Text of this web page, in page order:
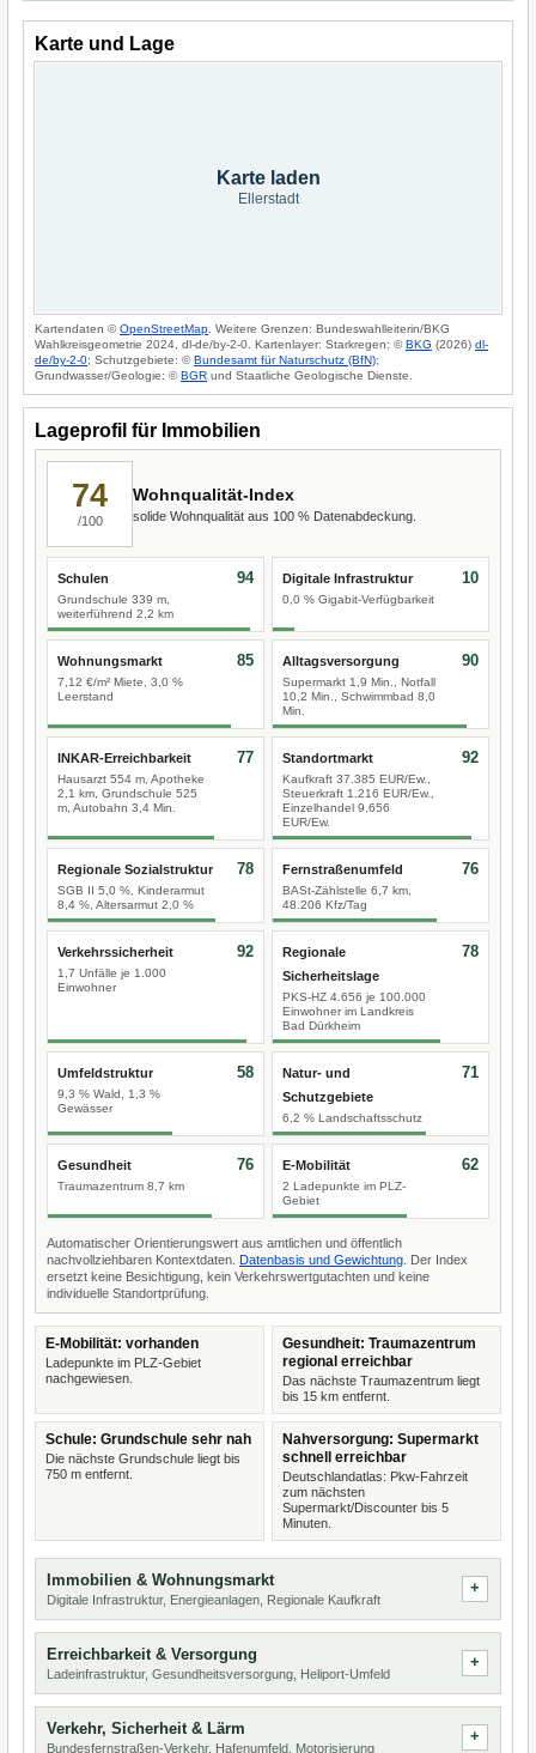
Karte und Lage
Karte laden
Ellerstadt
Kartendaten ©OpenStreetMap . Weitere Grenzen: Bundeswahlleiterin/BKG
Wahlkreisgeometrie 2024, dl-de/by-2-0. Kartenlayer: Starkregen: ©BKG (2026) dl-
de/by-2-0; Schutzgebiete: ©Bundesamt für Naturschutz (BfN);
Grundwasser/Geologie: ©BGR und Staatliche Geologische Dienste.
Lageprofil für Immobilien
74
/100
Wohnqualität-Index
solide Wohnqualität aus 100 % Datenabdeckung.
Schulen
Grundschule 339 m,
weiterführend 2,2 km
94 Digitale Infrastruktur
0,0 % Gigabit-Verfügbarkeit
10
Wohnungsmarkt
7,12 €/m² Miete, 3,0 %
Leerstand
85 Alltagsversorgung
Supermarkt 1,9 Min., Notfall
10,2 Min., Schwimmbad 8,0
Min.
90
INKAR-Erreichbarkeit
Hausarzt 554 m, Apotheke
2,1 km, Grundschule 525
m, Autobahn 3,4 Min.
77 Standortmarkt
Kaufkraft 37.385 EUR/Ew.,
Steuerkraft 1.216 EUR/Ew.,
Einzelhandel 9.656
EUR/Ew.
92
Regionale Sozialstruktur
SGB II 5,0 %, Kinderarmut
8,4 %, Altersarmut 2,0 %
78 Fernstraßenumfeld
BASt-Zählstelle 6,7 km,
48.206 Kfz/Tag
76
Verkehrssicherheit
1,7 Unfälle je 1.000
Einwohner
92
Regionale
Sicherheitslage
PKS-HZ 4.656 je 100.000
Einwohner im Landkreis
Bad Dürkheim
78
Umfeldstruktur
9,3 % Wald, 1,3 %
Gewässer
58
Natur- und
Schutzgebiete
6,2 % Landschaftsschutz
71
Gesundheit
Traumazentrum 8,7 km
76 E-Mobilität
2 Ladepunkte im PLZ-
Gebiet
62
Automatischer Orientierungswert aus amtlichen und öffentlich
nachvollziehbaren Kontextdaten. Datenbasis und Gewichtung . Der Index
ersetzt keine Besichtigung, kein Verkehrswertgutachten und keine
individuelle Standortprüfung.
E-Mobilität: vorhanden
Ladepunkte im PLZ-Gebiet
nachgewiesen.
Gesundheit: Traumazentrum
regional erreichbar
Das nächste Traumazentrum liegt
bis 15 km entfernt.
Schule: Grundschule sehr nah
Die nächste Grundschule liegt bis
750 m entfernt.
Nahversorgung: Supermarkt
schnell erreichbar
Deutschlandatlas: Pkw-Fahrzeit
zum nächsten
Supermarkt/Discounter bis 5
Minuten.
Immobilien & Wohnungsmarkt
Digitale Infrastruktur, Energieanlagen, Regionale Kaufkraft
Erreichbarkeit & Versorgung
Ladeinfrastruktur, Gesundheitsversorgung, Heliport-Umfeld
Verkehr, Sicherheit & Lärm
Bundesfernstraßen-Verkehr, Hafenumfeld, Motorisierung